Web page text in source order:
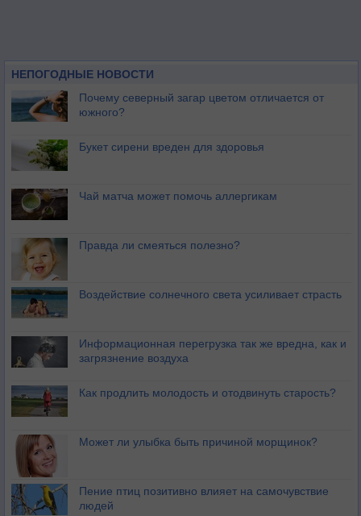
НЕПОГОДНЫЕ НОВОСТИ
Почему северный загар цветом отличается от
южного?
Букет сирени вреден для здоровья
Чай матча может помочь аллергикам
Правда ли смеяться полезно?
Воздействие солнечного света усиливает страсть
Информационная перегрузка так же вредна, как и
загрязнение воздуха
Как продлить молодость и отодвинуть старость?
Может ли улыбка быть причиной морщинок?
Пение птиц позитивно влияет на самочувствие
людей